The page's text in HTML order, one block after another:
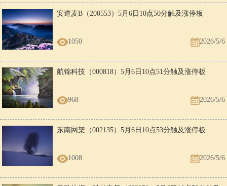
安道麦B（200553）5月6日10点50分触及涨停板
1050 2026/5/6
航锦科技（000818）5月6日10点51分触及涨停板
968 2026/5/6
东南网架（002135）5月6日10点53分触及涨停板
1008 2026/5/6